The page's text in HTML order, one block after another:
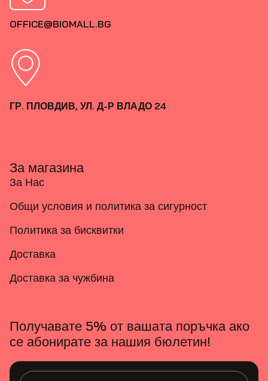
OFFICE@BIOMALL.BG
ГР. ПЛОВДИВ, УЛ. Д-Р ВЛАДО 24
За магазина
За Нас
Общи условия и политика за сигурност
Политика за бисквитки
Доставка
Доставка за чужбина
Получавате 5% от вашата поръчка ако
се абонирате за нашия бюлетин!